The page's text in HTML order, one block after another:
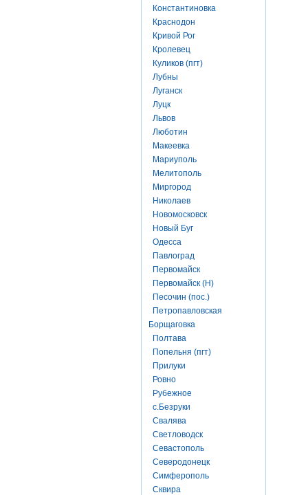
Константиновка
Краснодон
Кривой Рог
Кролевец
Куликов (пгт)
Лубны
Луганск
Луцк
Львов
Люботин
Макеевка
Мариуполь
Мелитополь
Миргород
Николаев
Новомосковск
Новый Буг
Одесса
Павлоград
Первомайск
Первомайск (Н)
Песочин (пос.)
Петропавловская
Борщаговка
Полтава
Попельня (пгт)
Прилуки
Ровно
Рубежное
с.Безруки
Свалява
Светловодск
Севастополь
Северодонецк
Симферополь
Сквира